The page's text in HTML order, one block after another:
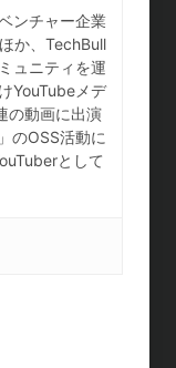
ンチャー企業
か、TechBull
ュニティを運
YouTubeメデ
の動画に出演
のOSS活動に
として